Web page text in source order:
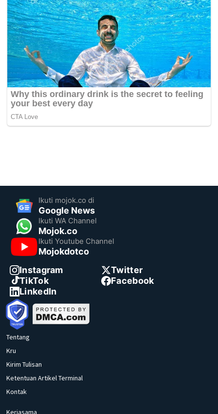
Ikuti mojok.co di
Google News
Ikuti WA Channel
Mojok.co
Ikuti Youtube Channel
Mojokdotco
Instagram
Twitter
TikTok
Facebook
LinkedIn
Tentang
Kru
Kirim Tulisan
Ketentuan Artikel Terminal
Kontak
Kerjasama